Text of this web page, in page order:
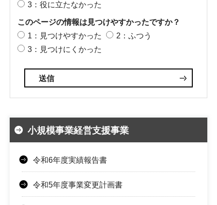
3：役に立たなかった
このページの情報は見つけやすかったですか？
1：見つけやすかった
2：ふつう
3：見つけにくかった
小規模事業経営支援事業
令和6年度実績報告書
令和5年度事業変更計画書